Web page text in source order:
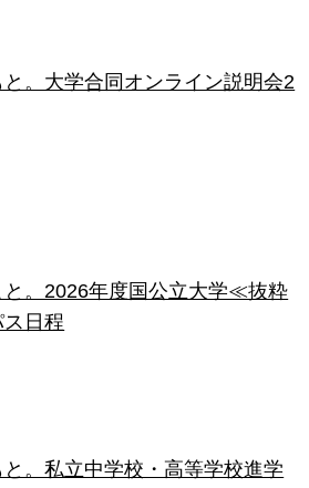
。大学合同オンライン説明会2
と。2026年度国公立大学≪抜粋
日程
。私立中学校・高等学校進学